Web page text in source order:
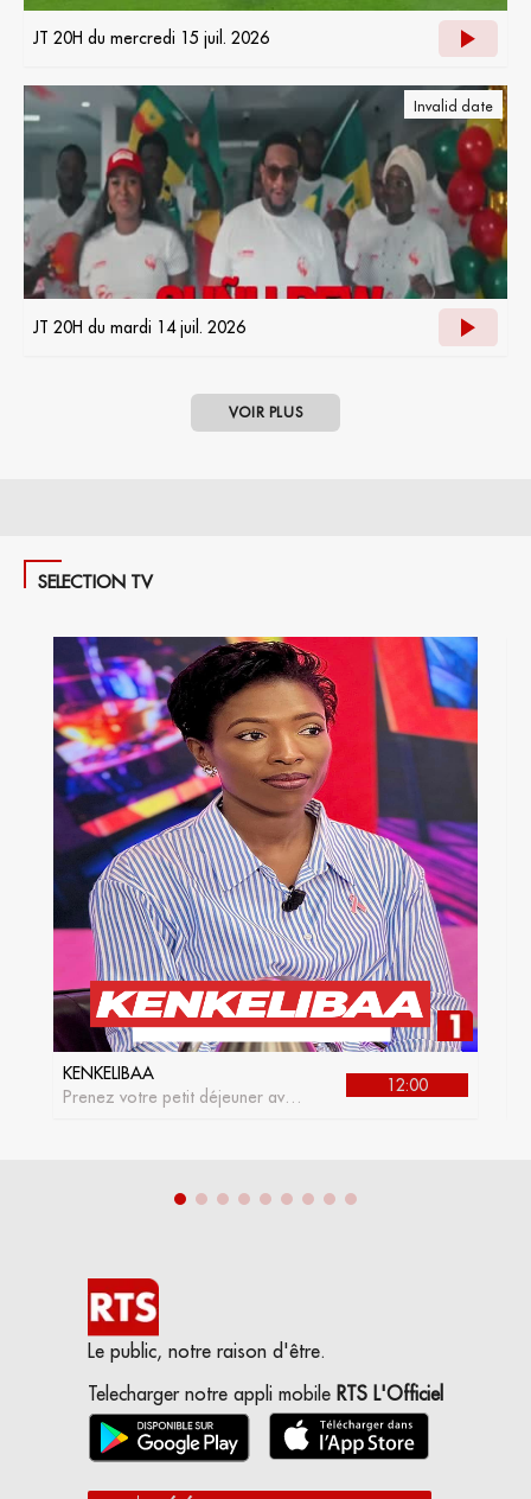
JT 20H du mercredi 15 juil. 2026
Invalid date
JT 20H du mardi 14 juil. 2026
VOIR PLUS
SELECTION TV
KENKELIBAA
Prenez votre petit déjeuner avec
12:00
Le public, notre raison d'être.
Telecharger notre appli mobile RTS L'Officiel